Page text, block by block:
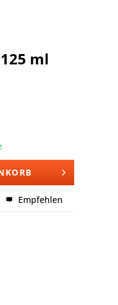
ml
Empfehlen